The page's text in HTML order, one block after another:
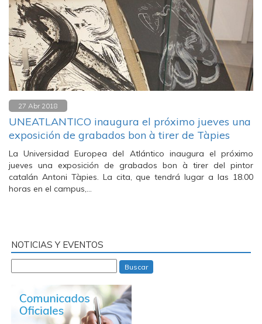
27 Abr 2018
UNEATLANTICO inaugura el próximo jueves una
exposición de grabados bon à tirer de Tàpies
La Universidad Europea del Atlántico inaugura el próximo
jueves una exposición de grabados bon à tirer del pintor
catalán Antoni Tàpies. La cita, que tendrá lugar a las 18.00
horas en el campus,…
NOTICIAS Y EVENTOS
Buscar